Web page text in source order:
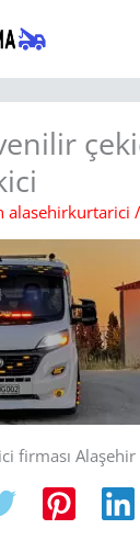
alasehirkurtarici/
firması Alaşehir